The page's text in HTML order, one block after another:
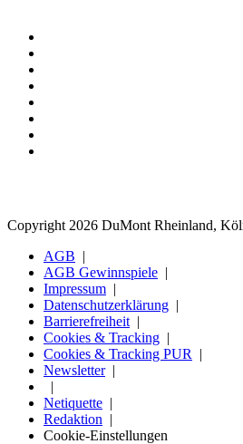
Copyright 2026 DuMont Rheinland,
AGB
AGB Gewinnspiele
Impressum
Datenschutzerklärung
Barrierefreiheit
Cookies & Tracking
Cookies & Tracking PUR
Newsletter
Netiquette
Redaktion
Cookie-Einstellungen